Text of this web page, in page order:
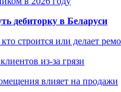
дебиторку в Беларуси
строится или делает
из-за грязи
влияет на продажи